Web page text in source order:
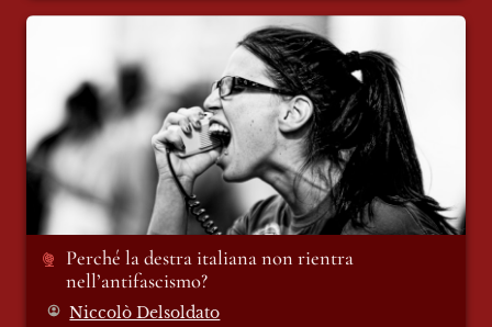
Perché la destra italiana non rientra
nell’antifascismo?
Perché la destra italiana non rientra
nell’antifascismo?
Niccolò Delsoldato